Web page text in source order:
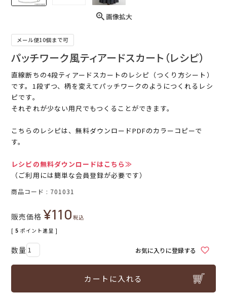
画像拡大
メール便10個まで可
パッチワーク風ティアードスカート（レシピ）
直線断ちの4段ティアードスカートのレシピ（つくり方シート）
です。1段ずつ、柄を変えてパッチワークのようにつくれるレシ
ピです。
それぞれが少ない用尺でもつくることができます。
こちらのレシピは、無料ダウンロードPDFのカラーコピーで
す。
レシピの無料ダウンロードはこちら≫
（ご利用には簡単な会員登録が必要です）
商品コード 701031
販売価格 ¥110税込
[ 5 ポイント進呈 ]
お気に入りに登録する
カートに入れる